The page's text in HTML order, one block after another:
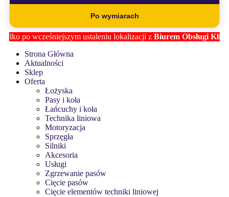
Po wymiarach
po wcześniejszym ustaleniu lokalizacji z Biurem Obsługi
Strona Główna
Aktualności
Sklep
Oferta
Łożyska
Pasy i koła
Łańcuchy i koła
Technika liniowa
Motoryzacja
Sprzęgła
Silniki
Akcesoria
Usługi
Zgrzewanie pasów
Cięcie pasów
Cięcie elementów techniki liniowej